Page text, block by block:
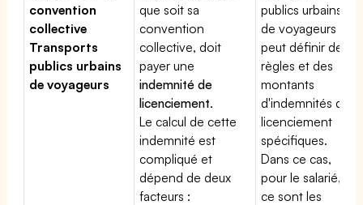
convention
collective
Transports
publics urbains
de voyageurs
que soit sa
convention
collective, doit
payer une
indemnité de
licenciement.
Le calcul de cette
indemnité est
compliqué et
dépend de deux
facteurs :
publics urbains
de voyageurs
peut définir des
règles et des
montants
d'indemnités de
licenciement
spécifiques.
Dans ce cas,
pour le salarié,
ce sont les